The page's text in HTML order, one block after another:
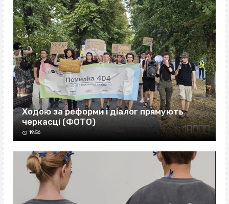
Ходою за реформи і діалог прямують
черкасці (ФОТО)
19:56